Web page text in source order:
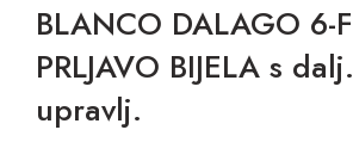
BLANCO DALAGO 6-F
PRLJAVO BIJELA s dalj.
upravlj.